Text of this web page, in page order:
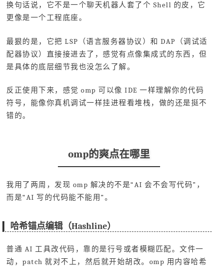
换句话说，它不是一个聊天机器人套了个 Shell 的皮，它
更像是一个工程底座。
最狠的是，它把 LSP（语言服务器协议）和 DAP（调试适
配器协议）直接接进去了，感觉有点像集成式的东西，但
是具体的底层细节我也没怎么了解。
反正使用下来，感觉 omp 可以像 IDE 一样理解你的代码
符号，能像你真机调试一样挂进程看堆栈，做的还是挺不
错的。
omp的爽点在哪里
我用了两周，发现 omp 解决的不是“AI 会不会写代码”，
而是“AI 写的代码能不能用”。
哈希锚点编辑（Hashline）
普通 AI 工具改代码，靠的是行号或者模糊匹配。文件一
动，patch 就对不上，然后就开始胡改。omp 用内容哈希